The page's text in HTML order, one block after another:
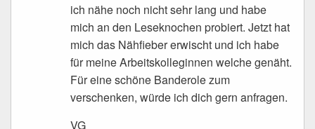
ich nähe noch nicht sehr lang und habe
mich an den Leseknochen probiert. Jetzt hat
mich das Nähfieber erwischt und ich habe
für meine Arbeitskolleginnen welche genäht.
Für eine schöne Banderole zum
verschenken, würde ich dich gern anfragen.
VG